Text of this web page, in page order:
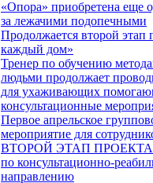
«Опора» приобретена еще
за лежачими подопечными
Продолжается второй
каждый дом»
Тренер по обучению
людьми продолжает
для ухаживающих
консультационные
Первое апрельское
мероприятие для
ВТОРОЙ ЭТАП ПРОЕКТА.
по консультационно-
направлению